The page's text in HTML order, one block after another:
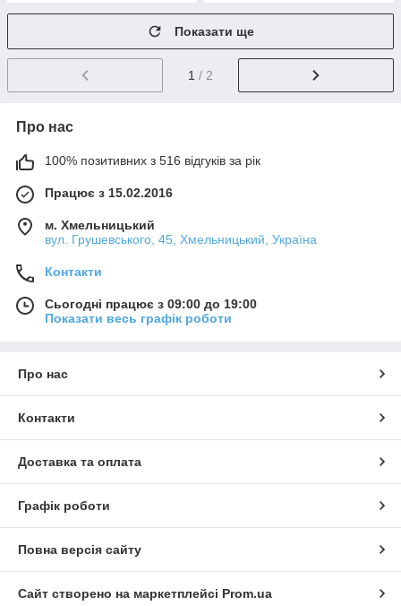
Показати ще
1 / 2
Про нас
100% позитивних з 516 відгуків за рік
Працює з 15.02.2016
м. Хмельницький
вул. Грушевського, 45, Хмельницький, Україна
Контакти
Сьогодні працює з 09:00 до 19:00
Показати весь графік роботи
Про нас
Контакти
Доставка та оплата
Графік роботи
Повна версія сайту
Сайт створено на маркетплейсі Prom.ua